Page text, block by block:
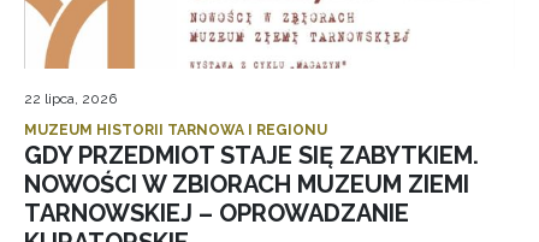
22 lipca, 2026
MUZEUM HISTORII TARNOWA I REGIONU
GDY PRZEDMIOT STAJE SIĘ ZABYTKIEM.
NOWOŚCI W ZBIORACH MUZEUM ZIEMI
TARNOWSKIEJ – OPROWADZANIE